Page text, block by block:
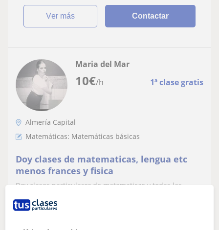
ver más Contactar
10€/h 1ª clase gratis
Maria del Mar
Almería Capital
Matemáticas: Matemáticas básicas
Doy clases de matematicas, lengua etc
menos frances y fisica
Doy clases particulares,de matematicas y todas las
seria y responsable.